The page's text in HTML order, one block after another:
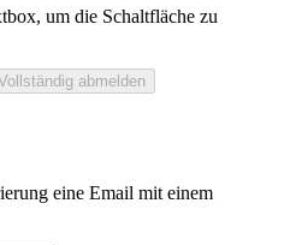
um die Schaltfläche zu
abmelden
eine Email mit einem